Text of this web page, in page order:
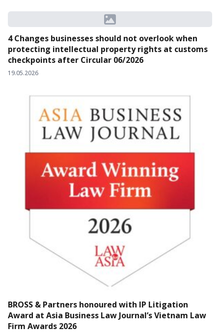
4 Changes businesses should not overlook when
protecting intellectual property rights at customs
checkpoints after Circular 06/2026
19.05.2026
BROSS & Partners honoured with IP Litigation
Award at Asia Business Law Journal’s Vietnam Law
Firm Awards 2026